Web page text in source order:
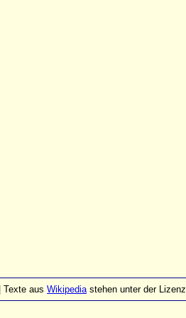
| Texte aus Wikipediastehen unter der Lizenz